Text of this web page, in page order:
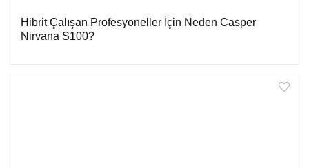
Hibrit Çalışan Profesyoneller İçin Neden Casper
Nirvana S100?